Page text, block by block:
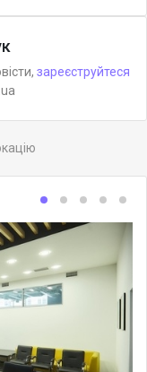
зареєструйтеся